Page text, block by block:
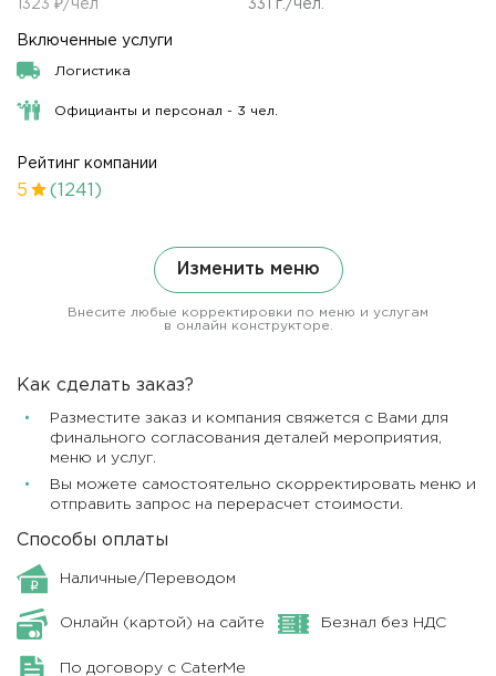
1323 ₽/чел 331 г./чел.
Включенные услуги
Логистика
Официанты и персонал - 3 чел.
Рейтинг компании
5 (1241)
Изменить меню
Внесите любые корректировки по меню и услугам
в онлайн конструкторе.
Как сделать заказ?
Разместите заказ и компания свяжется с Вами для
финального согласования деталей мероприятия,
меню и услуг.
Вы можете самостоятельно скорректировать меню и
отправить запрос на перерасчет стоимости.
Способы оплаты
Наличные/Переводом
Онлайн (картой) на сайте Безнал без НДС
По договору с CaterMe